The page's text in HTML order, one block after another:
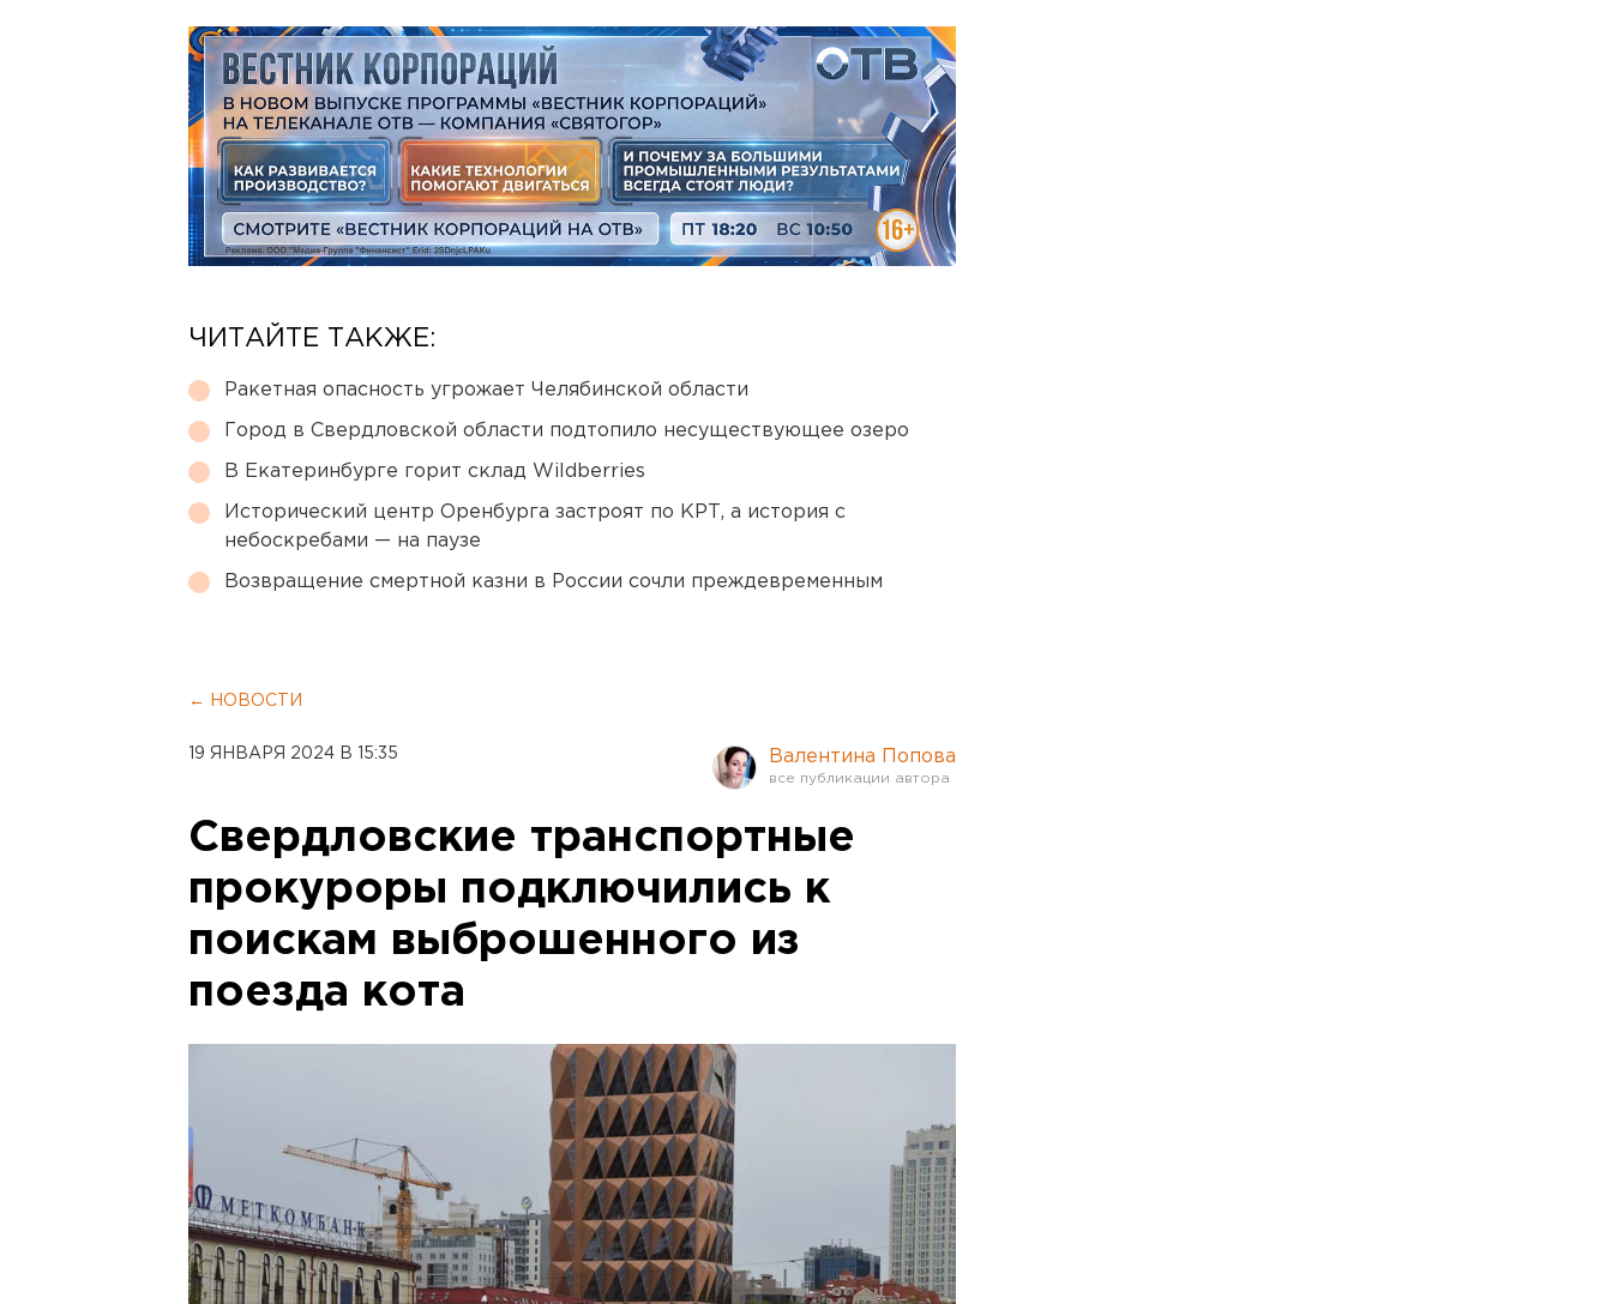
ЧИТАЙТЕ ТАКЖЕ:
Ракетная опасность угрожает Челябинской области
Город в Свердловской области подтопило несуществующее озеро
В Екатеринбурге горит склад Wildberries
Исторический центр Оренбурга застроят по КРТ, а история с
небоскребами — на паузе
Возвращение смертной казни в России сочли преждевременным
← НОВОСТИ
19 ЯНВАРЯ 2024 В 15:35 Валентина Попова
Свердловские транспортные
прокуроры подключились к
поискам выброшенного из
поезда кота